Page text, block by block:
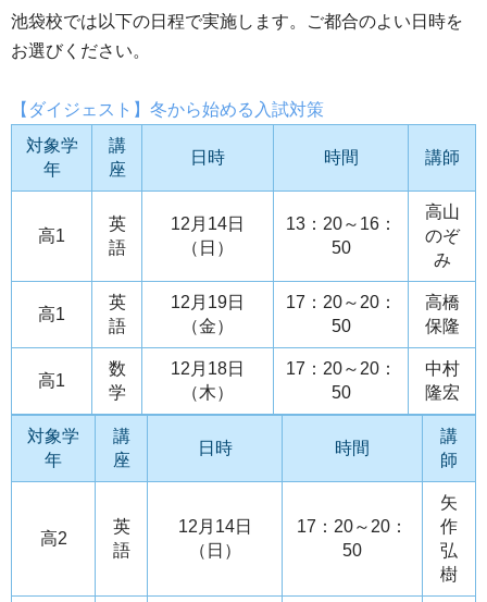
池袋校では以下の日程で実施します。ご都合のよい日時を
お選びください。
【ダイジェスト】冬から始める入試対策
対象学
年
講
座
日時 時間 講師
高1
英
語
12月14日
（日）
13：20～16：
50
高山
のぞ
み
高1
英
語
12月19日
（金）
17：20～20：
50
高橋
保隆
高1
数
学
12月18日
（木）
17：20～20：
50
中村
隆宏
対象学
年
講
座
日時 時間
講
師
高2
英
語
12月14日
（日）
17：20～20：
50
矢
作
弘
樹